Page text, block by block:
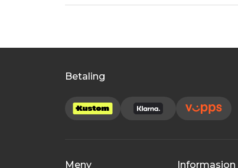
Betaling
Meny Informasjon